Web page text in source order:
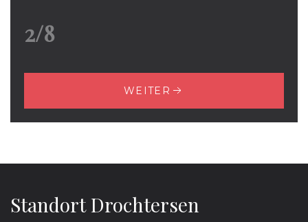
2/8
WEITER
Standort Drochtersen